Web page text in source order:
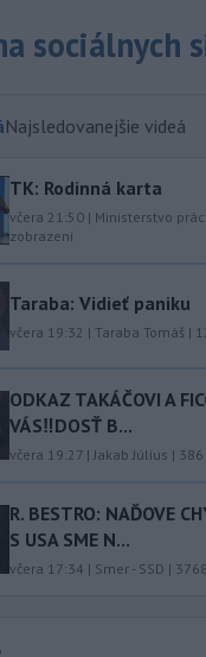
sociálnych
Najsledovanejšie videá
TK: Rodinná karta
včera 21:50 | Ministerstvo
zobrazení
Taraba: Vidieť paniku
včera 19:32 | Taraba Tomáš |
ODKAZ TAKÁČOVI A
VÁS‼️DOSŤ B...
včera 19:27 | Jakab Július | 386
R. BESTRO: NAĎOVE
S USA SME N...
včera 17:34 | Smer - SSD | 3768